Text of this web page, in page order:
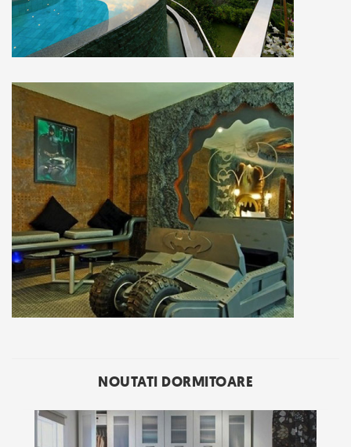
NOUTATI DORMITOARE